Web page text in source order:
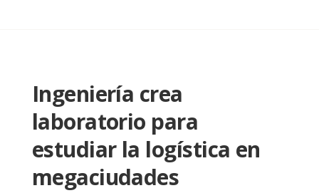
Ingeniería crea
laboratorio para
estudiar la logística en
megaciudades